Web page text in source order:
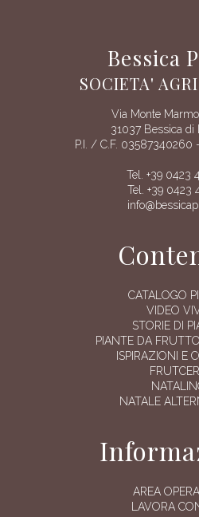
Bessica
SOCIETA'
Via Monte
31037 Bessica di
P.I. / C.F. 03587340260
Tel. +39 0423
Tel. +39 0423
CATALOGO
VIDEO
STORIE DI
PIANTE DA
ISPIRAZIONI E
NATALE
AREA
LAVORA